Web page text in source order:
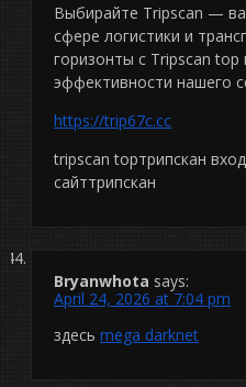
Выбирайте Tripscan —
сфере логистики и
горизонты с Tripscan top
эффективности нашего
https://trip67c.cc
tripscan topтрипскан
сайттрипскан
Bryanwhota says:
April 24, 2026 at 7:04 pm
здесь mega darknet